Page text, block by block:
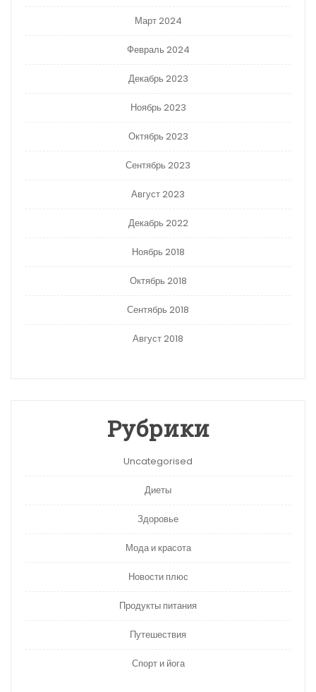
Март 2024
Февраль 2024
Декабрь 2023
Ноябрь 2023
Октябрь 2023
Сентябрь 2023
Август 2023
Декабрь 2022
Ноябрь 2018
Октябрь 2018
Сентябрь 2018
Август 2018
Рубрики
Uncategorised
Диеты
Здоровье
Мода и красота
Новости плюс
Продукты питания
Путешествия
Спорт и йога